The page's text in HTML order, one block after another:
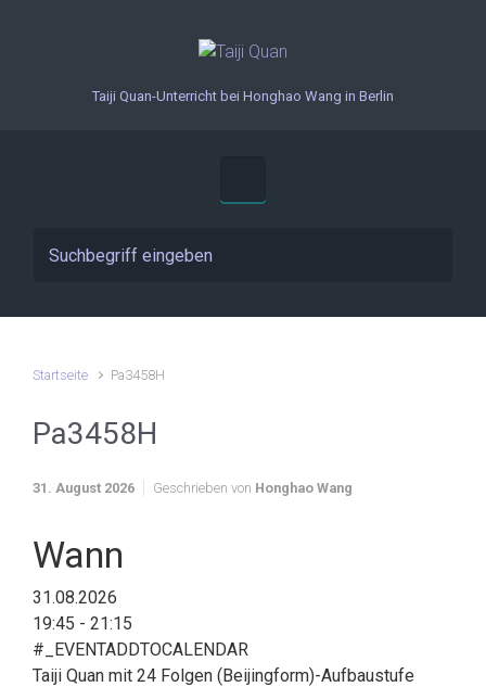
Taiji Quan-Unterricht bei Honghao Wang in Berlin
Startseite Pa3458H
Pa3458H
31. August 2026 Geschrieben von Honghao Wang
Wann
31.08.2026
19:45 - 21:15
#_EVENTADDTOCALENDAR
Taiji Quan mit 24 Folgen (Beijingform)-Aufbaustufe